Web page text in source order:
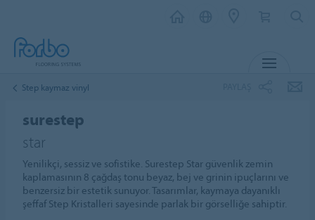
Step kaymaz vinyl
surestep
star
Yenilikçi, sessiz ve sofistike. Surestep Star güvenlik zemin
kaplamasının 8 çağdaş tonu beyaz, bej ve grinin ipuçlarını ve
benzersiz bir estetik sunuyor. Tasarımlar, kaymaya dayanıklı
şeffaf Step Kristalleri sayesinde parlak bir görselliğe sahiptir.